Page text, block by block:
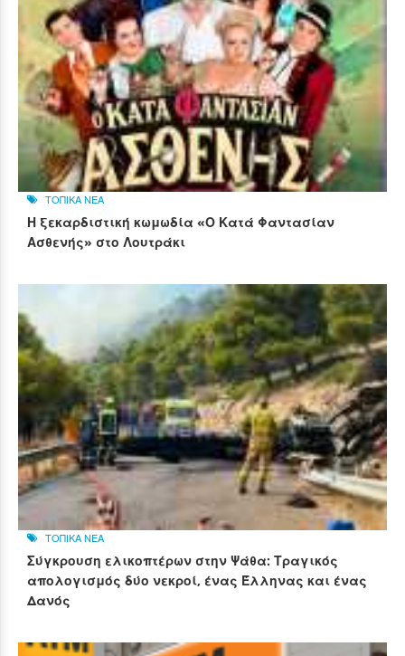
ΤΟΠΙΚΑ ΝΕΑ
Η ξεκαρδιστική κωμωδία «Ο Κατά Φαντασίαν
Ασθενής» στο Λουτράκι
ΤΟΠΙΚΑ ΝΕΑ
Σύγκρουση ελικοπτέρων στην Ψάθα: Τραγικός
απολογισμός δύο νεκροί, ένας Έλληνας και ένας
Δανός